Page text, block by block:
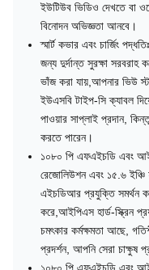
ইউটিউব ভিডিও দেখতে বা
বিনোদন অভিজ্ঞতা আনবে।
স্মার্ট কভার এবং চার্জিং
জন্য দুর্দান্ত সুরক্ষা সরবরাহ
ভাঁজ করা যায়,আপনার ভিউ
ইউএসবি টাইপ-সি ক্যাবল
পাওয়ার সাপ্লাই প্রদান,
করতে পারেন।
১০৮০ পি এফএইচডি এবং
রেজোলিউশন এবং ১৫.৬ ইঞ্চি
এইচডিআর প্রযুক্তি সমর্থন
করে,আইপিএস হার্ড-স্ক্রিন
চমৎকার কর্মক্ষমতা আছে,
প্রদর্শন, আপনি সেরা চাক্ষুষ